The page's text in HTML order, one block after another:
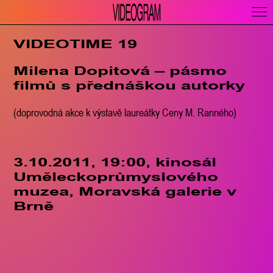
VIDEOTIME 19
Milena Dopitová – pásmo
filmů s přednáškou autorky
(doprovodná akce k výstavě laureátky Ceny M. Ranného)
3.10.2011, 19:00, kinosál
Uměleckoprůmyslového
muzea, Moravská galerie v
Brně